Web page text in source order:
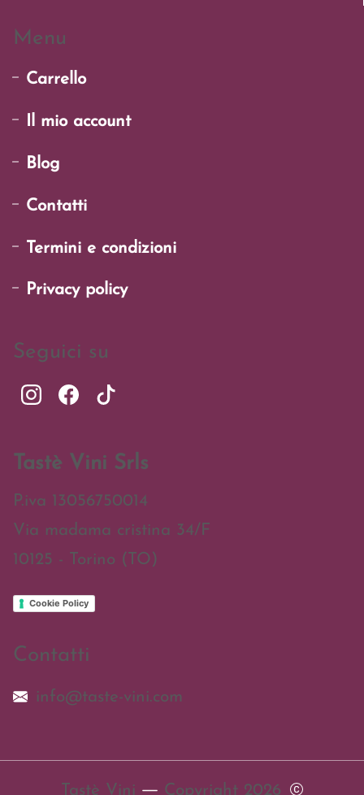
Menu
Carrello
Il mio account
Blog
Contatti
Termini e condizioni
Privacy policy
Seguici su
Tastè Vini Srls
P.iva 13056750014
Via madama cristina 34/F
10125 - Torino (TO)
Cookie Policy
Contatti
info@taste-vini.com
Tastè Vini Copyright 2026